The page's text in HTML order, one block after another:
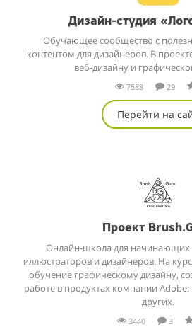
Дизайн-студия
Обучающее сообщество с
контентом для дизайнеров. В
веб-дизайну и
7588 29
Перейти на
Проект
Онлайн-школа для
иллюстраторов и дизайнеров. На
обучение графическому дизайну,
работе в продуктах компании
других.
3440 3